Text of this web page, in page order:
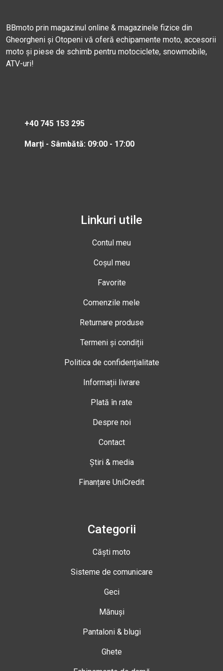
BBmoto prin magazinul online & magazinele fizice din
Gheorgheni și Otopeni vă oferă echipamente moto, accesorii
moto și piese de schimb pentru motociclete, snowmobile,
ATV-uri!
+40 745 153 295
Marți - Sâmbătă: 09:00 - 17:00
Linkuri utile
Contul meu
Coșul meu
Favorite
Comenzile mele
Returnare produse
Termeni și condiții
Politica de confidențialitate
Informații livrare
Plată în rate
Despre noi
Contact
Știri & media
Finanțare UniCredit
Categorii
Căști moto
Sisteme de comunicare
Geci
Mănuși
Pantaloni & blugi
Ghete